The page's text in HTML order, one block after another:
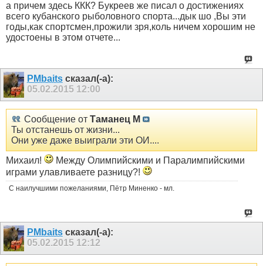
а причем здесь ККК? Букреев же писал о достижениях
всего кубанского рыболовного спорта...дык шо ,Вы эти
годы,как спортсмен,прожили зря,коль ничем хорошим не
удостоены в этом отчете...
PMbaitsсказал(-а):
05.02.2015 12:00
Сообщение от Таманец М
Ты отстанешь от жизни...
Они уже даже выиграли эти ОИ....
Михаил!
Между Олимпийскими и Паралимпийскими
играми улавливаете разницу?!
С наилучшими пожеланиями, Пётр Миненко - мл.
PMbaitsсказал(-а):
05.02.2015 12:12